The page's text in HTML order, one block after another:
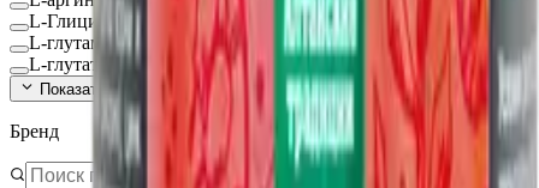
L-Глицин
L-глутамин
L-глутатион Глутатион
Показать ещё (
Бренд